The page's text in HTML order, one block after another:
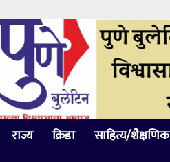
राज्य क्रिडा साहित्य/शैक्षणिक